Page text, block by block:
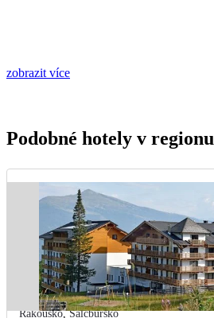
zobrazit více
Podobné hotely v regionu
Rakousko,Salcbursko